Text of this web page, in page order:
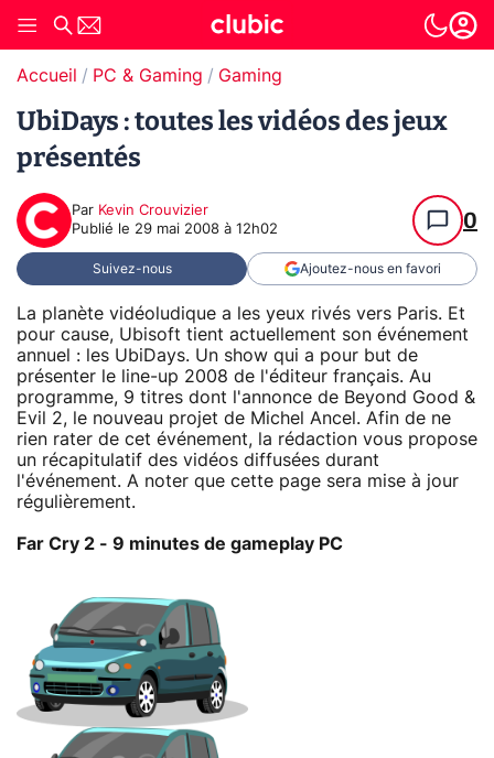
Accueil PC & Gaming Gaming
UbiDays : toutes les vidéos des jeux
présentés
Par Kevin Crouvizier
Publié le 29 mai 2008 à 12h02 0
Suivez-nous Ajoutez-nous en favori
La planète vidéoludique a les yeux rivés vers Paris. Et
pour cause, Ubisoft tient actuellement son événement
annuel : les UbiDays. Un show qui a pour but de
présenter le line-up 2008 de l'éditeur français. Au
programme, 9 titres dont l'annonce de Beyond Good &
Evil 2, le nouveau projet de Michel Ancel. Afin de ne
rien rater de cet événement, la rédaction vous propose
un récapitulatif des vidéos diffusées durant
l'événement. A noter que cette page sera mise à jour
régulièrement.
Far Cry 2 - 9 minutes de gameplay PC